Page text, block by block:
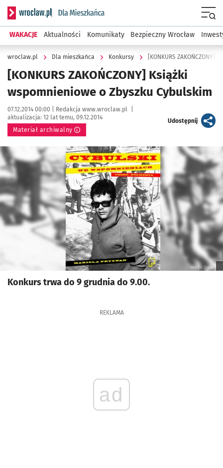
Serwis informacyjny wroclaw.pl podserwis: Dla mieszkańca
WAKACJE Aktualności Komunikaty Bezpieczny Wrocław
wroclaw.pl Dla mieszkańca Konkursy [KONKURS
[KONKURS ZAKOŃCZONY] Książki
wspomnieniowe o Zbyszku Cybulskim
Data publikacji:
07.12.2014 00:00 | Autor:
Redakcja www.wroclaw.pl
aktualizacja: 12 lat temu, 09.12.2014
Materiał archiwalny
Udostępnijartykuł
Kliknij, aby powiększyć
Konkurs trwa do 9 grudnia do 9.00.
REKLAMA
ad